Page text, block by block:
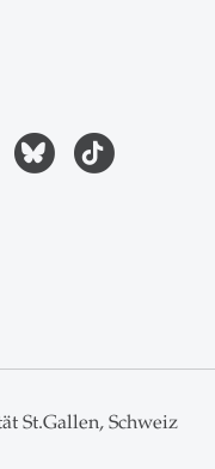
St.Gallen, Schweiz